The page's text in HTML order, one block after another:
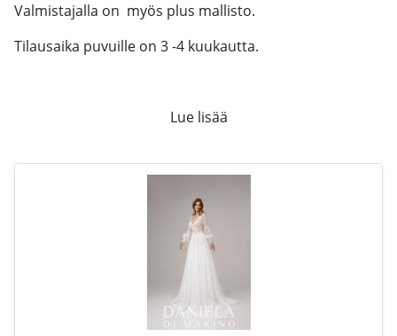
Valmistajalla on myös plus mallisto.
Tilausaika puvuille on 3 -4 kuukautta.
Lue lisää